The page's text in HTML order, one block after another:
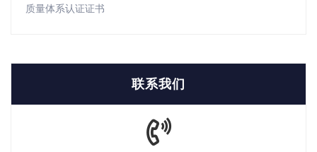
质量体系认证证书
联系我们